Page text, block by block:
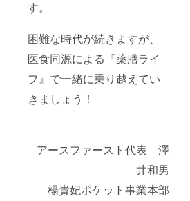
す。
困難な時代が続きますが、
医食同源による『薬膳ライ
フ』で一緒に乗り越えてい
きましょう！
アースファースト代表 澤
井和男
楊貴妃ポケット事業本部